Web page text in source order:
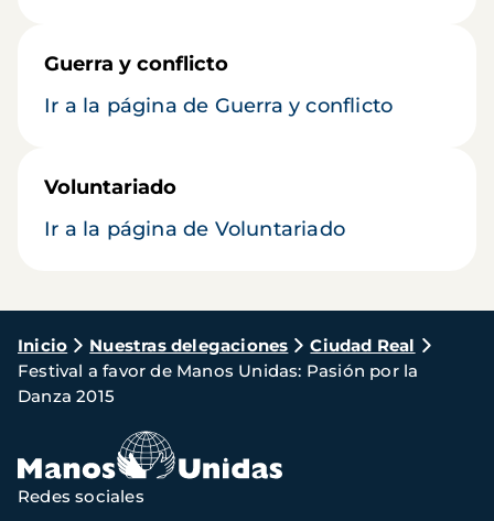
Guerra y conflicto
Ir a la página de Guerra y conflicto
Voluntariado
Ir a la página de Voluntariado
Ruta
de
navegación
Inicio Nuestras delegaciones
Ciudad Real
Festival a favor de Manos Unidas: Pasión por la
Danza 2015
Redes sociales